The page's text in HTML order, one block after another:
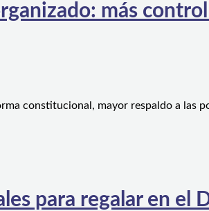
más
constitucional, mayor respaldo a las
para regalar en el